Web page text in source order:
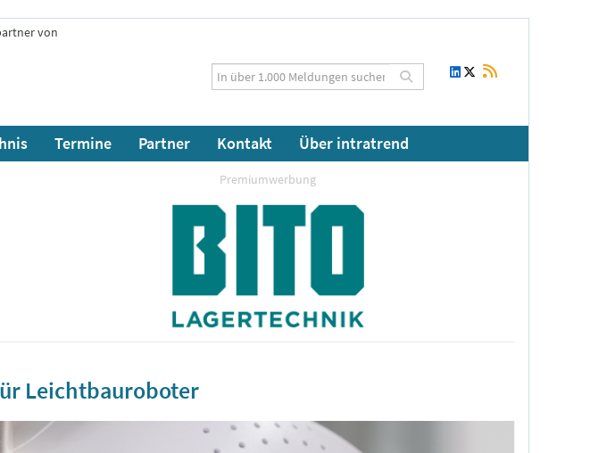
von
Termine Partner Kontakt Über intratrend
Premiumwerbung
Leichtbauroboter